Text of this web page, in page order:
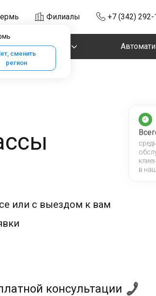
сменить
регион
Филиалы +7 (342)
Маркировка
или с выездом к вам
консультации
в